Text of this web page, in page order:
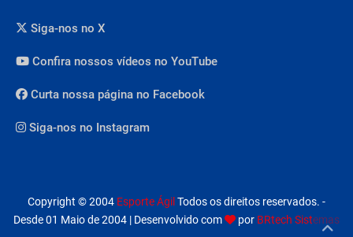
Siga-nos no X
Confira nossos vídeos no YouTube
Curta nossa página no Facebook
Siga-nos no Instagram
Copyright © 2004 Esporte Ágil Todos os direitos reservados. -
Desde 01 Maio de 2004 | Desenvolvido com
por BRtech Sistemas